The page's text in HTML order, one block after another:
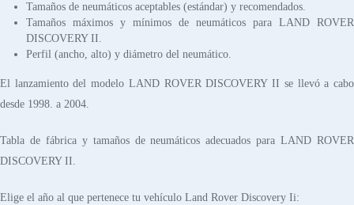
Tamaños de neumáticos aceptables (estándar) y recomendados.
Tamaños máximos y mínimos de neumáticos para LAND ROVER
DISCOVERY II.
Perfil (ancho, alto) y diámetro del neumático.
El lanzamiento del modelo LAND ROVER DISCOVERY II se llevó a cabo
desde 1998. a 2004.
Tabla de fábrica y tamaños de neumáticos adecuados para LAND ROVER
DISCOVERY II.
Elige el año al que pertenece tu vehículo Land Rover Discovery Ii: